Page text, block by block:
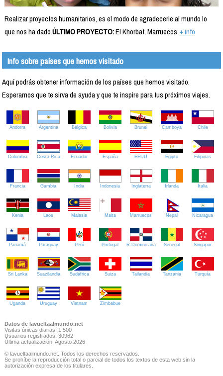
Realizar proyectos humanitarios, es el modo de agradecerle al mundo lo
que nos ha dado.ÚLTIMO PROYECTO:El Khorbat, Marruecos + info
Info sobre países que hemos visitado
Aquí podrás obtener información de los países que hemos visitado.
Esperamos que te sirva de ayuda y que te inspire para tus próximos viajes.
Andorra Argentina Bélgica Bolivia Brunei Camboya Chile
Colombia Costa Rica Ecuador España EEUU Egipto Filipinas
Francia Gambia India Indonesia Inglaterra Irlanda Italia
Kenia Laos Malasia Malta Marruecos Nepal Nicaragua
Panamá Paraguay Perú Portugal R.Dominicana Senegal Singapur
Sri Lanka Suazilandia Sudáfrica Suiza Tailandia Tanzania Turquía
Uganda Uruguay Vietnam Zimbabue
Datos de lavueltaalmundo.net
Visitas únicas diarias: 1.500
Usuarios registrados: 30962
Última actualización: Agosto 2026
© lavueltaalmundo.net. Todos los derechos reservados.
Se prohíbe la reproducción total o parcial de todos los textos de esta web sin la
autorización expresa de los titulares.